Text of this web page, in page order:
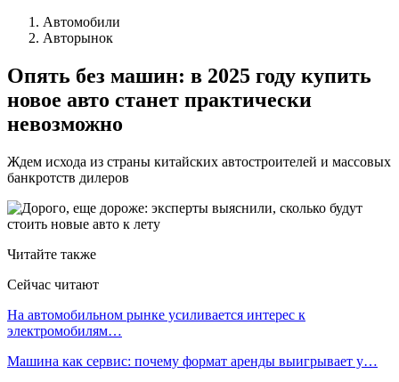
Автомобили
Авторынок
Опять без машин: в 2025 году купить
новое авто станет практически
невозможно
Ждем исхода из страны китайских автостроителей и массовых
банкротств дилеров
Читайте также
Сейчас читают
На автомобильном рынке усиливается интерес к
электромобилям…
Машина как сервис: почему формат аренды выигрывает у…